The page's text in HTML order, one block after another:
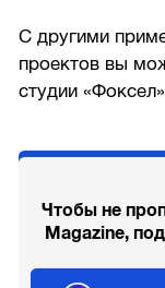
С другими
проектов вы
студии
Чтобы не
Magazine,